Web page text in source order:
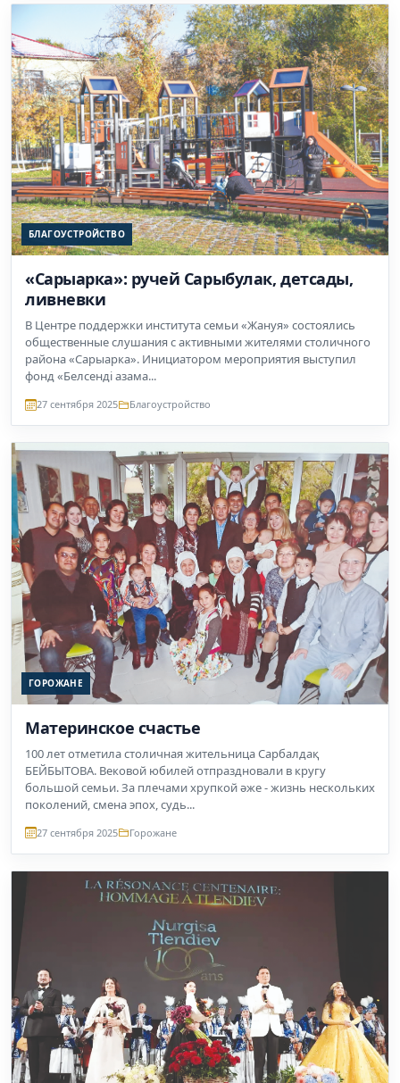
БЛАГОУСТРОЙСТВО
«Сарыарка»: ручей Сарыбулак, детсады,
ливневки
В Центре поддержки института семьи «Жануя» состоялись
общественные слушания с активными жителями столичного
района «Сарыарка». Инициатором мероприятия выступил
фонд «Белсенді азама...
27 сентября 2025 Благоустройство
ГОРОЖАНЕ
Материнское счастье
100 лет отметила столичная жительница Сарбалдақ
БЕЙБЫТОВА. Вековой юбилей отпраздновали в кругу
большой семьи. За плечами хрупкой әже - жизнь нескольких
поколений, смена эпох, судь...
27 сентября 2025 Горожане